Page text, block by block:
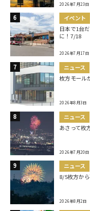
2026年7月23日
イベント
日本で1台
に！7/18
2026年7月17日
ニュース
枚方モール
2026年8月3日
ニュース
あさって枚
2026年7月20日
ニュース
8/5枚方か
2026年8月2日